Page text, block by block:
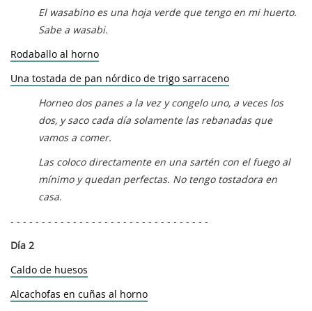
El wasabino es una hoja verde que tengo en mi huerto.
Sabe a wasabi.
Rodaballo al horno
Una tostada de pan nórdico de trigo sarraceno
Horneo dos panes a la vez y congelo uno, a veces los
dos, y saco cada día solamente las rebanadas que
vamos a comer.
Las coloco directamente en una sartén con el fuego al
mínimo y quedan perfectas. No tengo tostadora en
casa.
- - - - - - - - - - - - - - - - - - - - - - - - - - - - - - - -
Día 2
Caldo de huesos
Alcachofas en cuñas al horno